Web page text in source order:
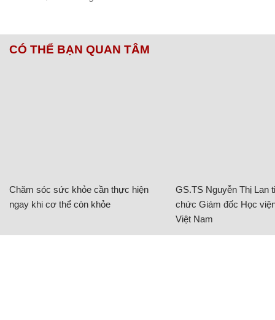
CÓ THỂ BẠN QUAN TÂM
Chăm sóc sức khỏe cần thực hiện
ngay khi cơ thể còn khỏe
GS.TS Nguyễn Thị Lan
chức Giám đốc Học
Việt Nam